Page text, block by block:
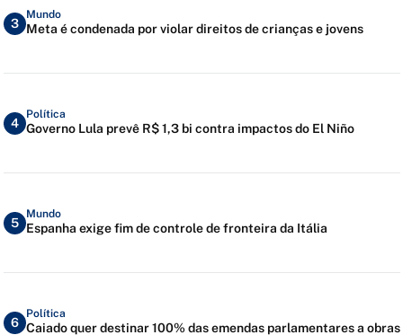
3
Mundo
Meta é condenada por violar direitos de crianças e jovens
4
Política
Governo Lula prevê R$ 1,3 bi contra impactos do El Niño
5
Mundo
Espanha exige fim de controle de fronteira da Itália
6
Política
Caiado quer destinar 100% das emendas parlamentares a obras